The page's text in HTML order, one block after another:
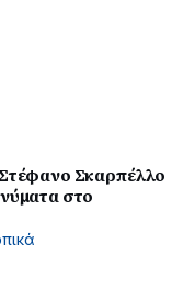
Σκαρπέλλο
στο